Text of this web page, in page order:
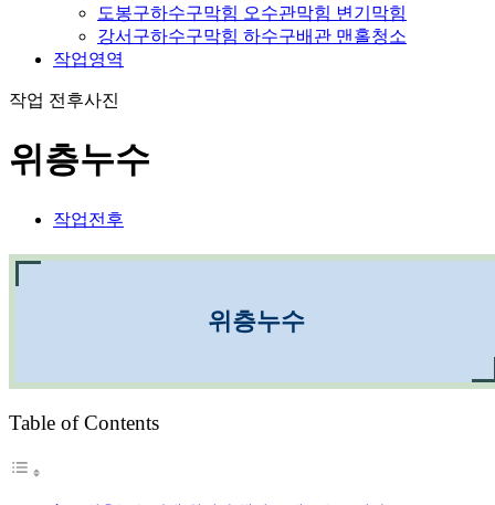
도봉구하수구막힘 오수관막힘 변기막힘
강서구하수구막힘 하수구배관 맨홀청소
작업영역
작업 전후사진
위층누수
작업전후
위층누수
Table of Contents